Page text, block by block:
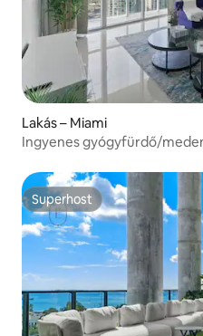
Lakás – Miami
Ingyenes gyógyfürdő/
Superhost
Superhost